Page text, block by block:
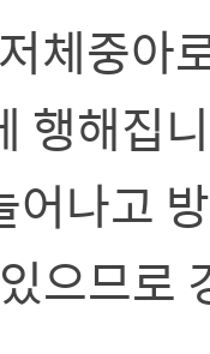
체중아
행해집
어나고
으므로